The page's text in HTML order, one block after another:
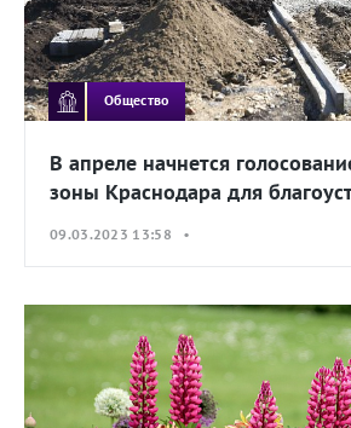
Общество
В апреле начнется
зоны Краснодара для
09.03.2023 13:58 •